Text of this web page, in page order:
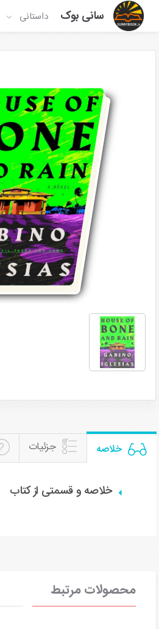
سانی بوک داستانی
خلاصه جزئیات
خلاصه و قسمتی از کتاب
محصولات مرتبط